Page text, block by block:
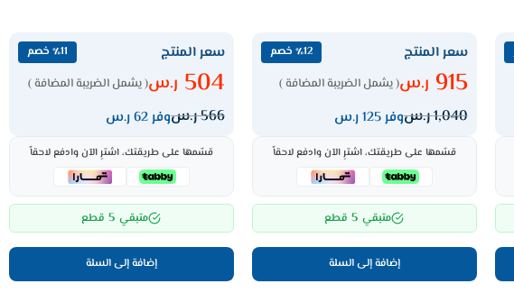
سعر المنتج ٪12 خصم
915 ر.س( يشمل الضريبة المضافة )
1,040ر.سوفر 125 ر.س
قسّمها على طريقتك، اشترِ الآن وادفع لاحقاً
متبقي 5 قطع
إضافة إلى السلة
سعر المنتج ٪11 خصم
504 ر.س( يشمل الضريبة المضافة )
566ر.سوفر 62 ر.س
قسّمها على طريقتك، اشترِ الآن وادفع لاحقاً
متبقي 5 قطع
إضافة إلى السلة